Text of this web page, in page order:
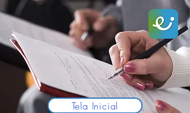
Tela Inicial